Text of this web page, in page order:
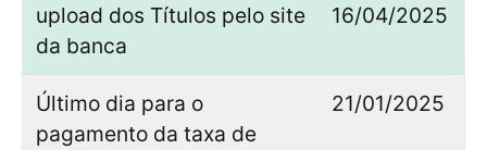
upload dos Títulos pelo site
da banca
16/04/2025
Último dia para o
pagamento da taxa de
21/01/2025